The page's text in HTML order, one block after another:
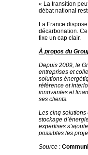
« La transition
débat national
La France
décarbonation.
fixe un cap clair.
À propos du
Depuis 2009, le
entreprises et
solutions
référence et
innovantes et
ses clients.
Les cinq solutions
stockage
expertises
possibles les
Source :